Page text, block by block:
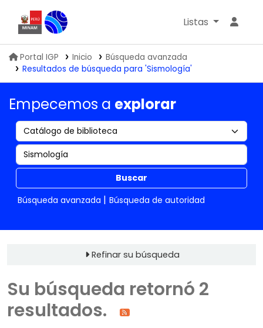
Biblioteca IGP
Listas
Portal IGP Inicio
Búsqueda avanzada
Resultados de búsqueda para 'Sismología'
Empecemos a explorar
Buscar
Búsqueda avanzada
Búsqueda de autoridad
Refinar su búsqueda
Su búsqueda retornó 2
resultados.